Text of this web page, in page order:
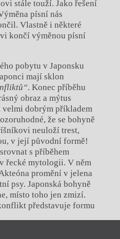
stále touží. Jako řešení
písní nás
Vlastně i některé
končí výměnou písní
pobytu v Japonsku
mají sklon
. Konec příběhu
obraz a mýtus
dobrým příkladem
že se bohyně
neuloží trest,
v její původní formě!
s příběhem
řecké mytologii. V něm
promění v jelena
psy. Japonská bohyně
místo toho jen zmizí.
představuje formu